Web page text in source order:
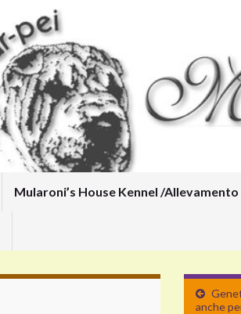
Mularoni’s House Kennel /Allevamento
anche